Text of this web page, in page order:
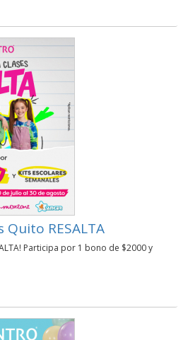
Quito RESALTA
Participa por 1 bono de $2000 y